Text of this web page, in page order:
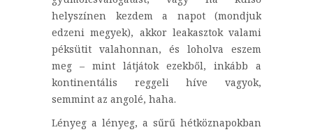
helyszínen kezdem a napot (mondjuk
edzeni megyek), akkor leakasztok valami
péksütit valahonnan, és loholva eszem
meg – mint látjátok ezekből, inkább a
kontinentális reggeli híve vagyok,
semmint az angolé, haha.
Lényeg a lényeg, a sűrű hétköznapokban